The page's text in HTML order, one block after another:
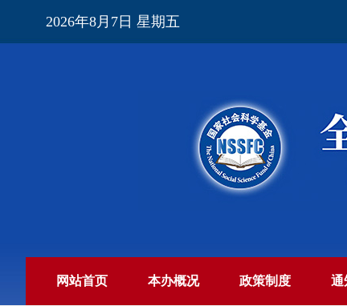
2026年8月7日 星期五
网站首页 本办概况 政策制度 通